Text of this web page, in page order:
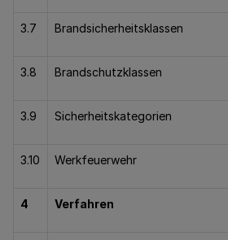
3.7 Brandsicherheitsklassen
3.8 Brandschutzklassen
3.9 Sicherheitskategorien
3.10 Werkfeuerwehr
4 Verfahren